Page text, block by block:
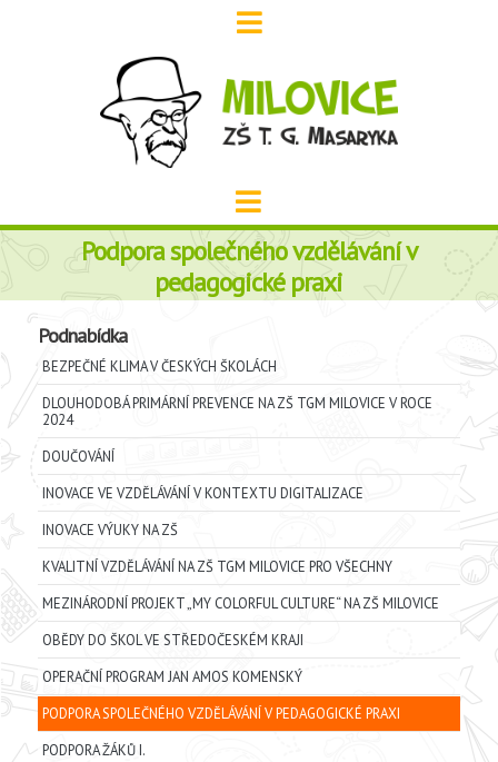
Podpora společného vzdělávání v
pedagogické praxi
Podnabídka
BEZPEČNÉ KLIMA V ČESKÝCH ŠKOLÁCH
DLOUHODOBÁ PRIMÁRNÍ PREVENCE NA ZŠ TGM MILOVICE V ROCE
2024
DOUČOVÁNÍ
INOVACE VE VZDĚLÁVÁNÍ V KONTEXTU DIGITALIZACE
INOVACE VÝUKY NA ZŠ
KVALITNÍ VZDĚLÁVÁNÍ NA ZŠ TGM MILOVICE PRO VŠECHNY
MEZINÁRODNÍ PROJEKT „MY COLORFUL CULTURE“ NA ZŠ MILOVICE
OBĚDY DO ŠKOL VE STŘEDOČESKÉM KRAJI
OPERAČNÍ PROGRAM JAN AMOS KOMENSKÝ
PODPORA SPOLEČNÉHO VZDĚLÁVÁNÍ V PEDAGOGICKÉ PRAXI
PODPORA ŽÁKŮ I.